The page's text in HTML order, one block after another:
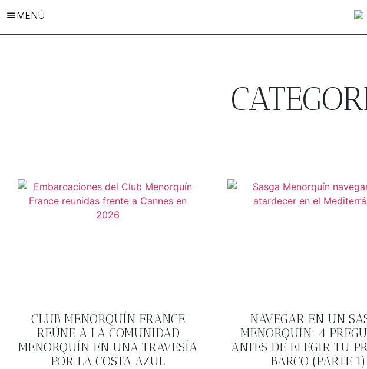
MENÚ
CLUB MENORQUÍN FRANCE
REÚNE A LA COMUNIDAD
MENORQUÍN EN UNA TRAVESÍA
POR LA COSTA AZUL
NAVEGAR EN UN
MENORQUÍN: 4
ANTES DE ELEGIR TU
BARCO (PARTE 1)